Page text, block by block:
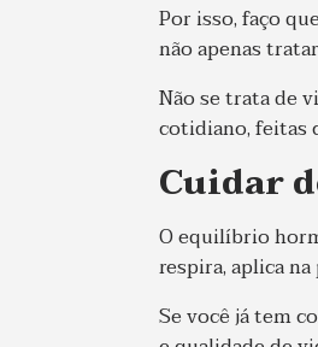
Por isso, faço
não apenas
Não se trata de
cotidiano, feitas
Cuidar
O equilíbrio
respira, aplica na
Se você já tem